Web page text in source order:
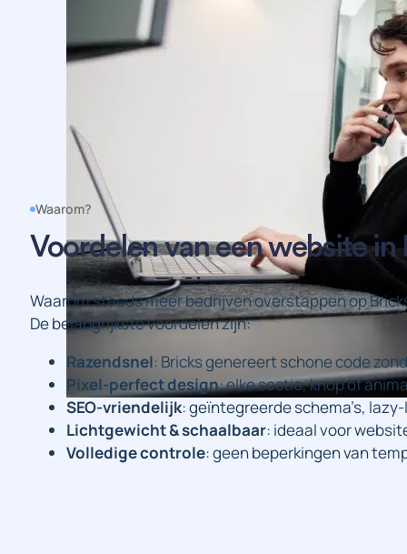
Waarom?
Voordelen van een website in
Waarom steeds meer bedrijven overstappen op
De belangrijkste voordelen zijn:
Razendsnel: Bricks genereert schone code
Pixel-perfect design: elke sectie, knop of
SEO-vriendelijk: geïntegreerde schema’s,
Lichtgewicht & schaalbaar: ideaal voor
Volledige controle: geen beperkingen van